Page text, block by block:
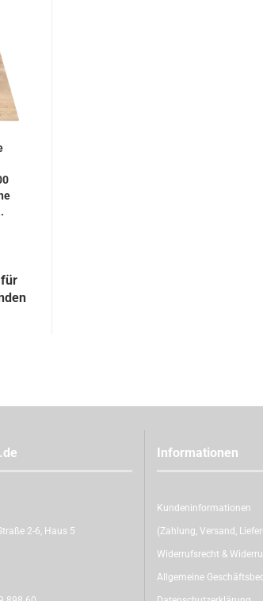
2-6, Haus 5
Informationen
Kundeninformationen
(Zahlung, Versand,
Widerrufsrecht &
Allgemeine